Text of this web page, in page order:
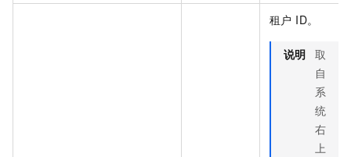
租户 ID。
说明 取
自
系
统
右
上